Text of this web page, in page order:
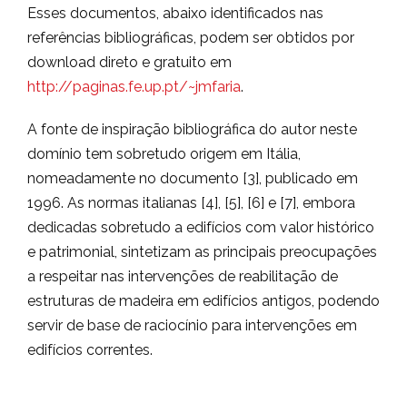
Esses documentos, abaixo identificados nas
referências bibliográficas, podem ser obtidos por
download direto e gratuito em
http://paginas.fe.up.pt/~jmfaria.
A fonte de inspiração bibliográfica do autor neste
domínio tem sobretudo origem em Itália,
nomeadamente no documento [3], publicado em
1996. As normas italianas [4], [5], [6] e [7], embora
dedicadas sobretudo a edifícios com valor histórico
e patrimonial, sintetizam as principais preocupações
a respeitar nas intervenções de reabilitação de
estruturas de madeira em edifícios antigos, podendo
servir de base de raciocínio para intervenções em
edifícios correntes.